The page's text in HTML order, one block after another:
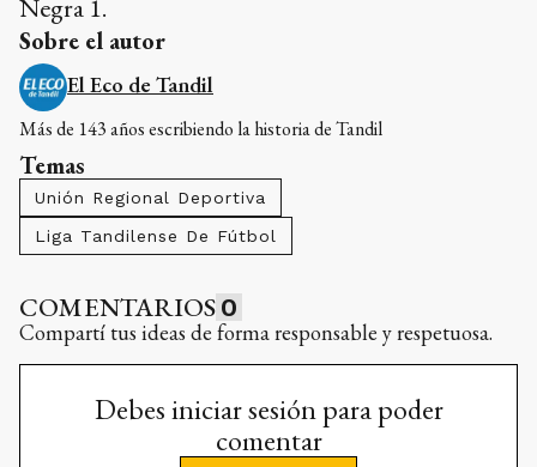
Negra 1.
Sobre el autor
El Eco de Tandil
Más de 143 años escribiendo la historia de Tandil
Temas
Unión Regional Deportiva
Liga Tandilense De Fútbol
COMENTARIOS 0
Compartí tus ideas de forma responsable y respetuosa.
Debes iniciar sesión para poder
comentar